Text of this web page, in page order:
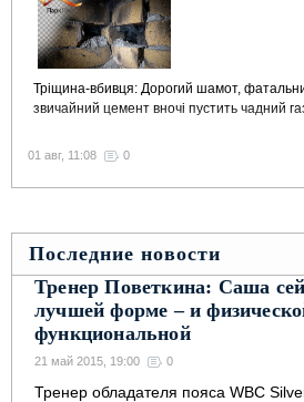
Тріщина-вбивця: Дорогий шамот,
звичайний цемент вночі пустить чадний
01 авг, 11:08 0
Последние новости
Тренер Поветкина: Саша
лучшей форме – и
функциональной
21 май 2015, 19:00 0
Тренер обладателя пояса WBC